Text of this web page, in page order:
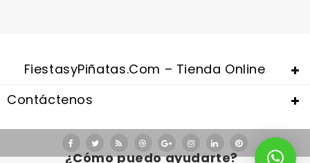
FiestasyPiñatas.com – Tienda Online
Contáctenos
¿Cómo puedo ayudarte?